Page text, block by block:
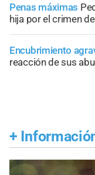
Penas máximas
hija por el crimen
Encubrimiento
reacción de sus
+